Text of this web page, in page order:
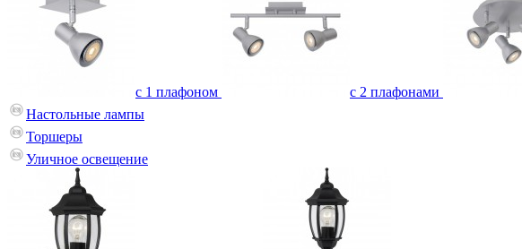
с 1 плафоном с 2 плафонами
Настольные лампы
Торшеры
Уличное освещение